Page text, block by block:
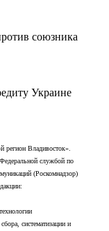
союзника
Украине
регион Владивосток».
службой по
(Роскомнадзор)
систематизации и